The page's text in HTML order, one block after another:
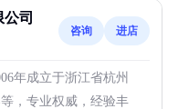
司
咨询 进店
年成立于浙江省杭州
，专业权威，经验丰